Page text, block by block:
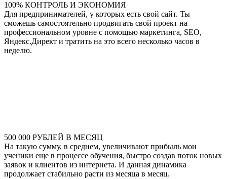
100% КОНТРОЛЬ И ЭКОНОМИЯ
Для предпринимателей, у которых есть свой сайт. Ты
сможешь самостоятельно продвигать свой проект на
профессиональном уровне с помощью маркетинга, SEO,
Яндекс.Директ и тратить на это всего несколько часов в
неделю.
500 000 РУБЛЕЙ В МЕСЯЦ
На такую сумму, в среднем, увеличивают прибыль мои
ученики еще в процессе обучения, быстро создав поток новых
заявок и клиентов из интернета. И данная динамика
продолжает стабильно расти из месяца в месяц.